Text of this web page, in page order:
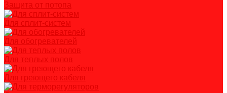
Защита от потопа
Для сплит-систем
Для обогревателей
Для теплых полов
Для греющего кабеля